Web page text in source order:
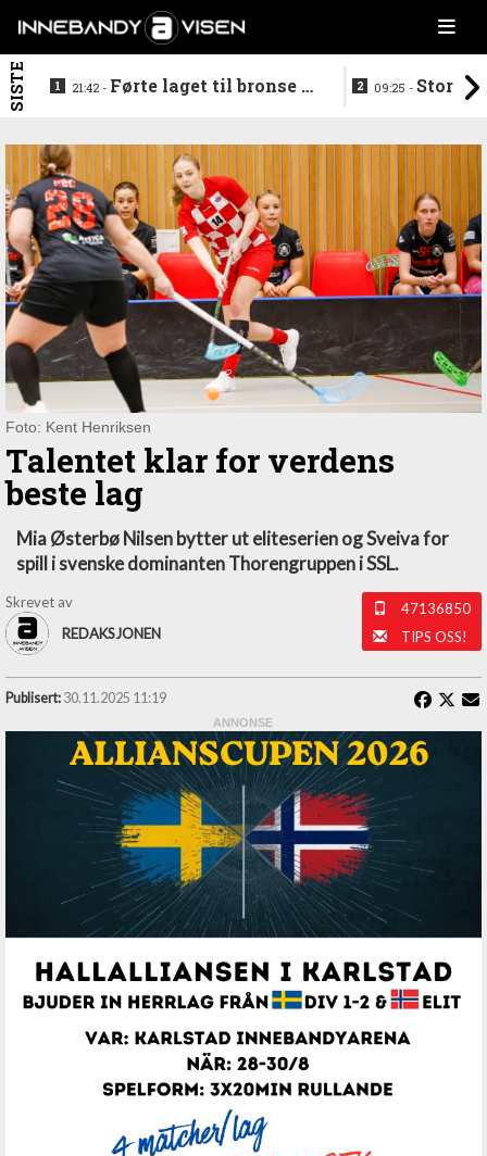
SISTE 21:42 - Førte laget til bronse -
09:25 -
Foto: Kent Henriksen
Talentet klar for verdens
beste lag
Mia Østerbø Nilsen bytter ut eliteserien og Sveiva for
spill i svenske dominanten Thorengruppen i SSL.
Skrevet av
REDAKSJONEN
47136850
TIPS OSS!
Publisert: 30.11.2025 11:19